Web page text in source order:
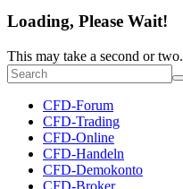
Loading, Please Wait!
This may take a second or two.
CFD-Forum
CFD-Trading
CFD-Online
CFD-Handeln
CFD-Demokonto
CFD-Broker